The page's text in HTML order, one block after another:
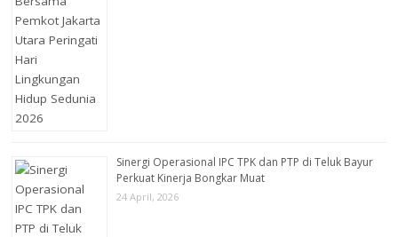
Sinergi Operasional IPC TPK dan PTP di Teluk Bayur
Perkuat Kinerja Bongkar Muat
24 April, 2026